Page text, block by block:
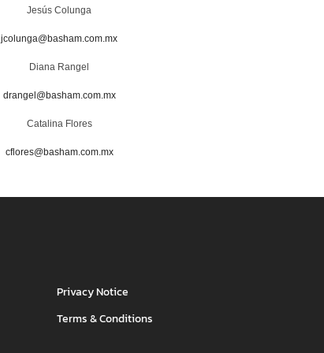
Jesús Colunga
jcolunga@basham.com.mx
Diana Rangel
drangel@basham.com.mx
Catalina Flores
cflores@basham.com.mx
Privacy Notice
Terms & Conditions